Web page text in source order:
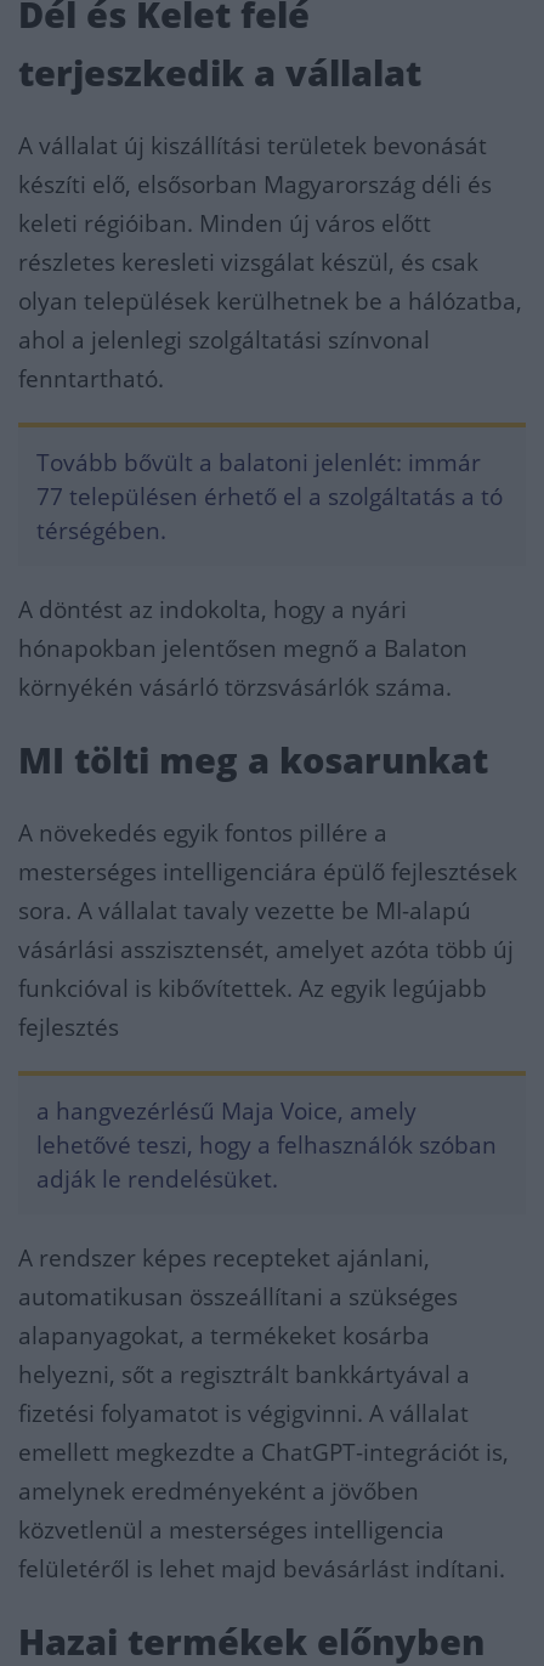
Dél és Kelet felé
terjeszkedik a vállalat
A vállalat új kiszállítási területek bevonását
készíti elő, elsősorban Magyarország déli és
keleti régióiban. Minden új város előtt
részletes keresleti vizsgálat készül, és csak
olyan települések kerülhetnek be a hálózatba,
ahol a jelenlegi szolgáltatási színvonal
fenntartható.
Tovább bővült a balatoni jelenlét: immár
77 településen érhető el a szolgáltatás a tó
térségében.
A döntést az indokolta, hogy a nyári
hónapokban jelentősen megnő a Balaton
környékén vásárló törzsvásárlók száma.
MI tölti meg a kosarunkat
A növekedés egyik fontos pillére a
mesterséges intelligenciára épülő fejlesztések
sora. A vállalat tavaly vezette be MI-alapú
vásárlási asszisztensét, amelyet azóta több új
funkcióval is kibővítettek. Az egyik legújabb
fejlesztés
a hangvezérlésű Maja Voice, amely
lehetővé teszi, hogy a felhasználók szóban
adják le rendelésüket.
A rendszer képes recepteket ajánlani,
automatikusan összeállítani a szükséges
alapanyagokat, a termékeket kosárba
helyezni, sőt a regisztrált bankkártyával a
fizetési folyamatot is végigvinni. A vállalat
emellett megkezdte a ChatGPT-integrációt is,
amelynek eredményeként a jövőben
közvetlenül a mesterséges intelligencia
felületéről is lehet majd bevásárlást indítani.
Hazai termékek előnyben